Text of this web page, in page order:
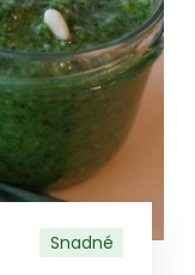
Snadné